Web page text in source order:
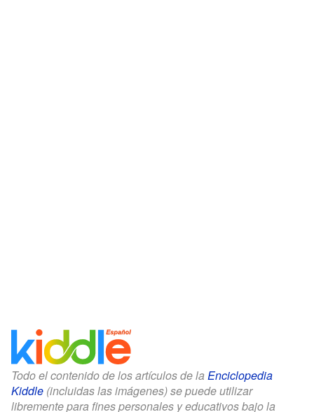
Todo el contenido de los artículos de la Enciclopedia
Kiddle (incluidas las imágenes) se puede utilizar
libremente para fines personales y educativos bajo la